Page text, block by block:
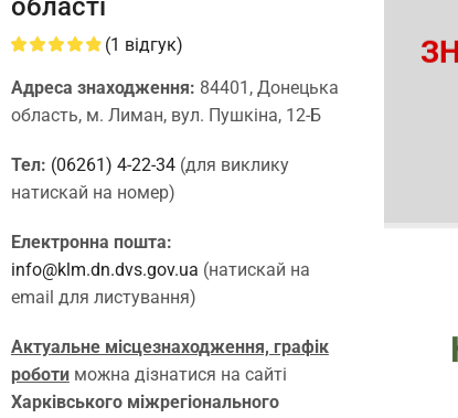
області
(1 відгук)
Адреса знаходження: 84401, Донецька
область, м. Лиман, вул. Пушкіна, 12-Б
Тел: (06261) 4-22-34(для виклику
натискай на номер)
Електронна пошта:
info@klm.dn.dvs.gov.ua (натискай на
email для листування)
Актуальне місцезнаходження, графік
роботиможна дізнатися на сайті
Харківського міжрегіонального